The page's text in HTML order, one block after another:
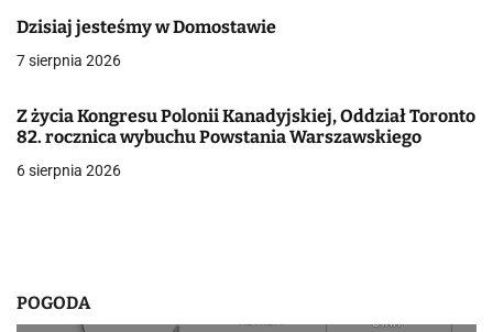
a
w
p
i
Dzisiaj jesteśmy w Domostawie
7 sierpnia 2026
Z życia Kongresu Polonii Kanadyjskiej, Oddział Toronto
82. rocznica wybuchu Powstania Warszawskiego
6 sierpnia 2026
POGODA